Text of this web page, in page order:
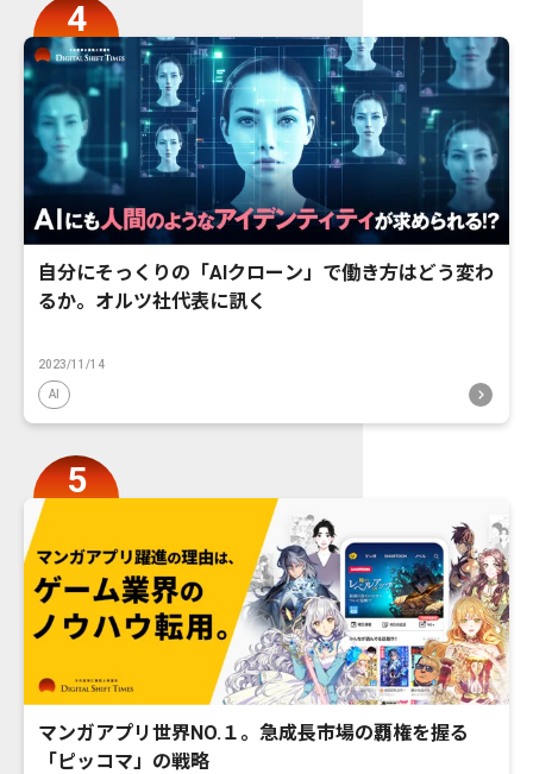
自分にそっくりの「AIクローン」で働き方はどう変わ
るか。オルツ社代表に訊く
2023/11/14
AI
マンガアプリ世界NO.１。急成長市場の覇権を握る
「ピッコマ」の戦略